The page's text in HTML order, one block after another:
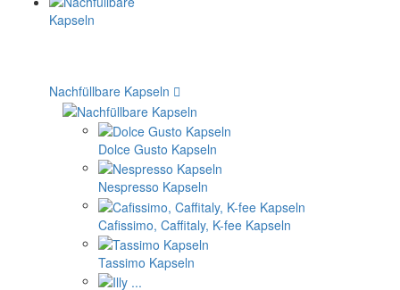
Nachfüllbare Kapseln
Dolce Gusto Kapseln
Nespresso Kapseln
Cafissimo, Caffitaly, K-fee Kapseln
Tassimo Kapseln